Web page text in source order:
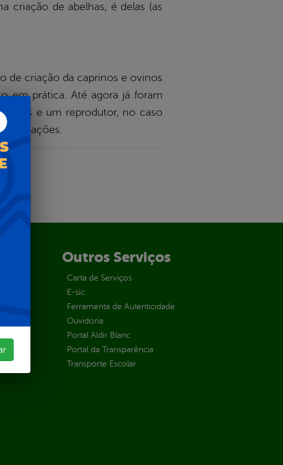
criação de abelhas, é delas (as
de criação da caprinos e ovinos
em prática. Até agora já foram
e um reprodutor, no caso
criações.
Outros Serviços
Carta de Serviços
E-sic
Ferramenta de Autenticidade
Ouvidoria
Portal Aldir Blanc
Portal da Transparência
Transporte Escolar